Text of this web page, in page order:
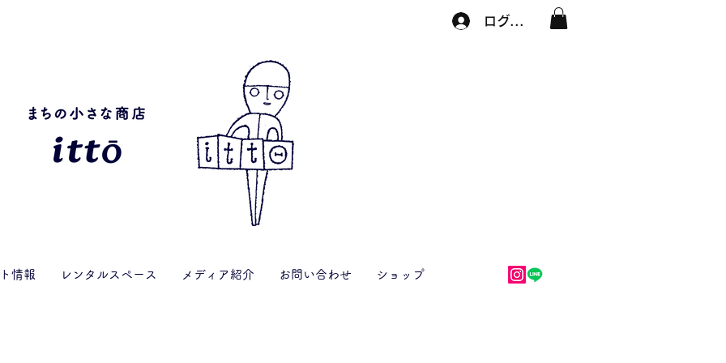
ログイン
情報 レンタルスペース メディア紹介 お問い合わせ ショップ